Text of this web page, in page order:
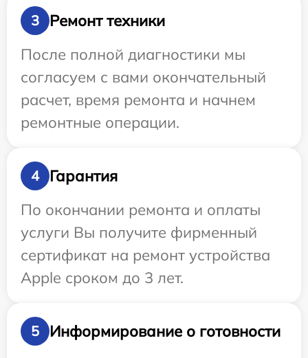
3
Ремонт техники
После полной диагностики мы
согласуем с вами окончательный
расчет, время ремонта и начнем
ремонтные операции.
4
Гарантия
По окончании ремонта и оплаты
услуги Вы получите фирменный
сертификат на ремонт устройства
Apple сроком до 3 лет.
5
Информирование о готовности